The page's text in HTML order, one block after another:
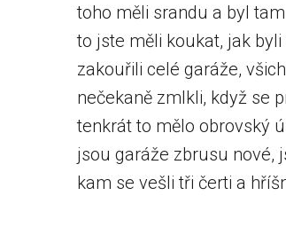
toho měli srandu a byl
to jste měli koukat, jak
zakouřili celé garáže,
nečekaně zmlkli, když se
tenkrát to mělo obrovský
jsou garáže zbrusu nové,
kam se vešli tři čerti a